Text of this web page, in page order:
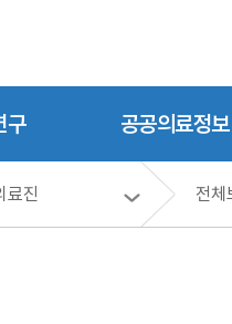
구 공공의료정보
료진 전체